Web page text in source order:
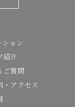
ション
紹介
ご質問
・アクセス